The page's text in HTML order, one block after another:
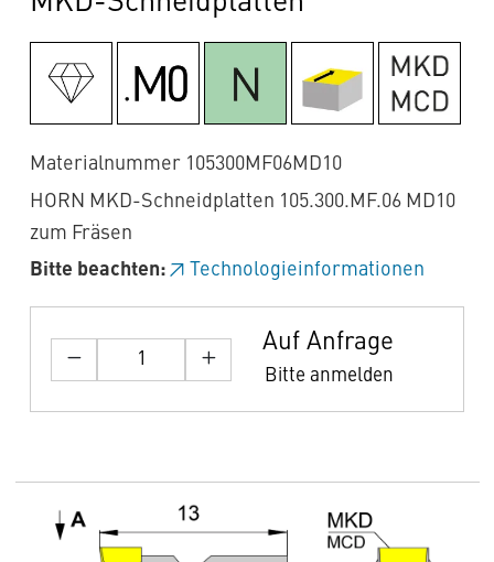
Materialnummer 105300MF06MD10
HORN MKD-Schneidplatten 105.300.MF.06 MD10
zum Fräsen
Bitte beachten:
Technologieinformationen
Auf Anfrage
Bitte anmelden